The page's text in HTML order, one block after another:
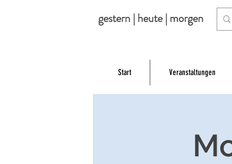
gestern | heute | morgen
Start Veranstaltungen